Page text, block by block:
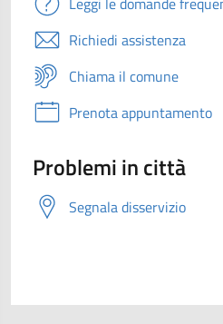
Richiedi assistenza
Chiama il comune
Prenota appuntamento
Problemi in città
Segnala disservizio